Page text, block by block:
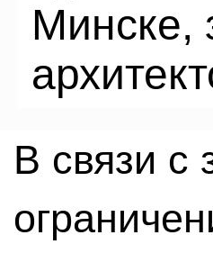
Минске,
В связи с